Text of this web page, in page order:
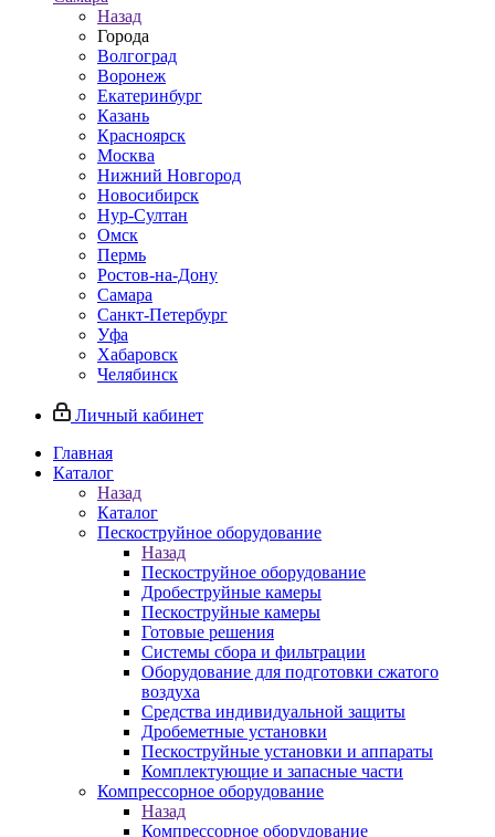
Назад
Города
Волгоград
Воронеж
Екатеринбург
Казань
Красноярск
Москва
Нижний Новгород
Новосибирск
Нур-Султан
Омск
Пермь
Ростов-на-Дону
Самара
Санкт-Петербург
Уфа
Хабаровск
Челябинск
Личный кабинет
Главная
Каталог
Назад
Каталог
Пескоструйное оборудование
Назад
Пескоструйное оборудование
Дробеструйные камеры
Пескоструйные камеры
Готовые решения
Системы сбора и фильтрации
Оборудование для подготовки сжатого
воздуха
Средства индивидуальной защиты
Дробеметные установки
Пескоструйные установки и аппараты
Комплектующие и запасные части
Компрессорное оборудование
Назад
Компрессорное оборудование